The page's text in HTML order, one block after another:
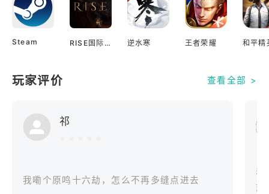
Steam RISE国际服 逆水寒 王者荣耀 和平精
玩家评价 查看全部 >
祁
我嘞个原鸣十六劫，怎么不再多缝点进去
我
就